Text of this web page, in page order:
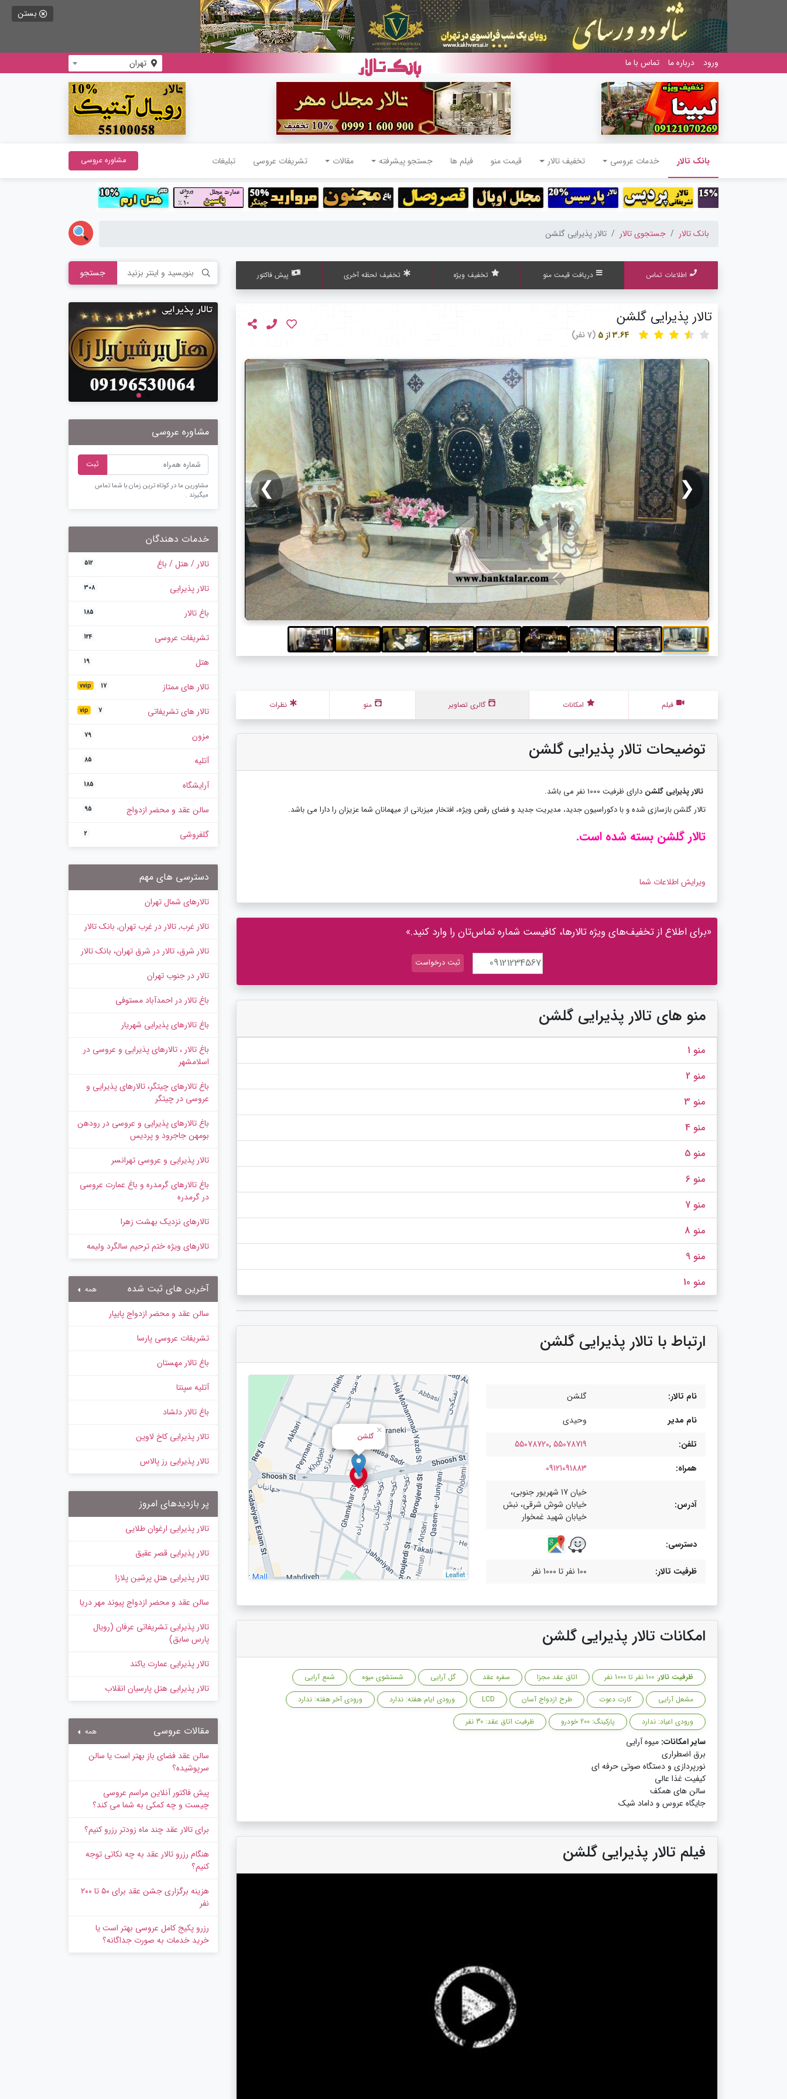
بستن
ورود درباره ما تماس با ما تهران
بانک تالار خدمات عروسی تخفیف تالار قیمت منو فیلم ها جستجو پیشرفته مقالات تشریفات عروسی تبلیغات مشاوره عروسی
بانک تالار جستجوی تالار تالار پذیرایی گلشن
اطلاعات تماس دریافت قیمت منو تخفیف ویژه تخفیف لحظه آخری پیش فاکتور
تالار پذیرایی گلشن
(7 نفر)
❮
❯
فیلم امکانات گالری تصاویر منو نظرات
توضیحات تالار پذیرایی گلشن
تالار پذیرایی گلشن دارای ظرفیت 1000 نفر می باشد.
تالار گلشن بازسازی شده و با دکوراسیون جدید، مدیریت جدید و فضای رقص ویژه، افتخار میزبانی از میهمانان شما عزیزان را دارا می باشد.
تالار گلشن بسته شده است.
ویرایش اطلاعات شما
«برای اطلاع از تخفیف‌های ویژه تالارها، کافیست شماره تماس‌تان را وارد کنید.»
منو های تالار پذیرایی گلشن
منو 1
منو 2
منو 3
منو 4
منو 5
منو 6
منو 7
منو 8
منو 9
منو 10
ارتباط با تالار پذیرایی گلشن
نام تالار:
گلشن
نام مدیر
وحیدی
تلفن:
55078719
,
55078720
همراه:
09121091883
آدرس:
خیان 17 شهریور جنوبی،
خیابان شوش شرقی، نبش
خیابان شهید غمخوار
دسترسی:
ظرفیت تالار: 100 نفر تا 1000 نفر
گلشن
×
Leaflet
امکانات تالار پذیرایی گلشن
ظرفیت تالار: 100 نفر تا 1000 نفر اتاق عقد مجزا سفره عقد گل آرایی شستشوی میوه
شمع آرایی
مشعل آرایی
کارت دعوت طرح ازدواج آسان LCD ورودی ایام هفته: ندارد
ورودی آخر هفته: ندارد
ورودی اعیاد: ندارد
پارکینگ: 200 خودرو ظرفیت اتاق عقد: 30 نفر
سایر امکانات: میوه آرایی
برق اضطراری
نورپردازی و دستگاه صوتی حرفه ای
کیفیت غذا عالی
سالن های همکف
جایگاه عروس و داماد شیک
فیلم تالار پذیرایی گلشن
جستجو
مشاوره عروسی
ثبت
مشاورین ما در کوتاه ترین زمان با شما تماس
میگیرند .
خدمات دهندگان
تالار / هتل / باغ 512
تالار پذیرایی 308
باغ تالار 185
تشریفات عروسی 124
هتل 19
تالار های ممتاز vvip 17
تالار های تشریفاتی vip 7
مزون 79
آتلیه 85
آرایشگاه 185
سالن عقد و محضر ازدواج 95
گلفروشی 2
دسترسی های مهم
تالارهای شمال تهران
تالار غرب, تالار در غرب تهران, بانک تالار
تالار شرق، تالار در شرق تهران، بانک تالار
تالار در جنوب تهران
باغ تالار در احمدآباد مستوفی
باغ تالارهای پذیرایی شهریار
باغ تالار ، تالارهای پذیرایی و عروسی در
اسلامشهر
باغ تالارهای چیتگر، تالارهای پذیرایی و
عروسی در چیتگر
باغ تالارهای پذیرایی و عروسی در رودهن
بومهن جاجرود و پردیس
تالار پذیرایی و عروسی تهرانسر
باغ تالارهای گرمدره و باغ عمارت عروسی
در گرمدره
تالارهای نزدیک بهشت زهرا
تالارهای ویژه ختم ترحیم سالگرد ولیمه
آخرین های ثبت شده همه
سالن عقد و محضر ازدواج پایپار
تشریفات عروسی پارسا
باغ تالار مهستان
آتلیه سپنتا
باغ تالار دلشاد
تالار پذیرایی کاخ لاوین
تالار پذیرایی رز پالاس
پر بازدیدهای امروز
تالار پذیرایی ارغوان طلایی
تالار پذیرایی قصر عقیق
تالار پذیرایی هتل پرشین پلازا
سالن عقد و محضر ازدواج پیوند مهر دریا
تالار پذیرایی تشریفاتی عرفان (رویال
پارس سابق)
تالار پذیرایی عمارت یاکند
تالار پذیرایی هتل پارسیان انقلاب
مقالات عروسی همه
سالن عقد فضای باز بهتر است یا سالن
سرپوشیده؟
پیش‌ فاکتور آنلاین مراسم عروسی
چیست و چه کمکی به شما می کند؟
برای تالار عقد چند ماه زودتر رزرو کنیم؟
هنگام رزرو تالار عقد به چه نکاتی توجه
کنیم؟
هزینه برگزاری جشن عقد برای ۵۰ تا ۲۰۰
نفر
رزرو پکیج کامل عروسی بهتر است یا
خرید خدمات به‌ صورت جداگانه؟